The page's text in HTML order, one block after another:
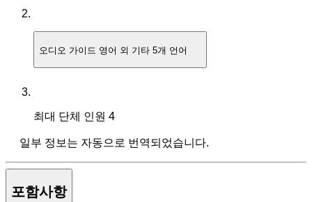
오디오 가이드 영어 외 기타 5개 언어
최대 단체 인원 4
일부 정보는 자동으로 번역되었습니다.
포함사항